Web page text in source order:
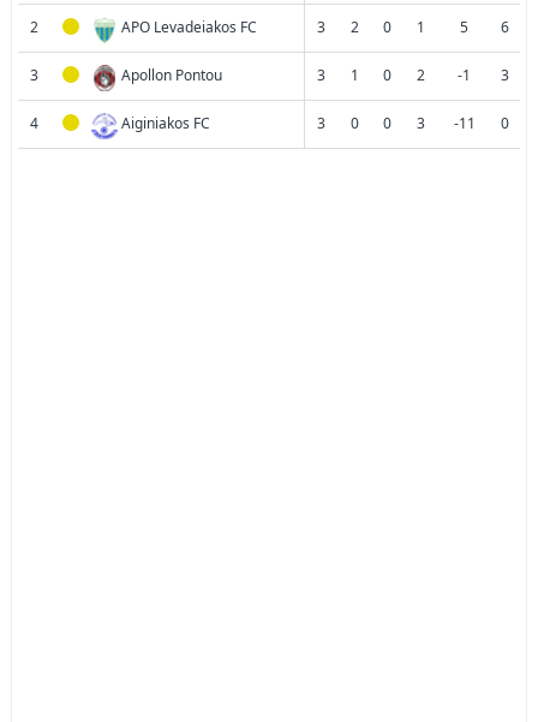
2 APO Levadeiakos FC 3 2 0 1 5 6
3 Apollon Pontou 3 1 0 2 -1 3
4 Aiginiakos FC 3 0 0 3 -11 0